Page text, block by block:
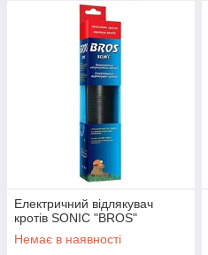
Електричний відлякувач
кротів SONIC "BROS"
Немає в наявності